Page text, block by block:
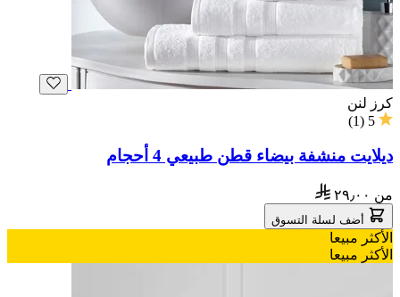
كرز لنن
5
(
1
)
ديلايت منشفة بيضاء قطن طبيعي 4 أحجام
من ٢٩٫٠٠
أضف لسلة التسوق
الأكثر مبيعا
الأكثر مبيعا